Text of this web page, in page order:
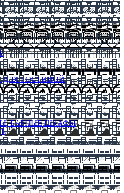
ГОСТИНОЙ
БАРНЫЕ ШКАФЫ